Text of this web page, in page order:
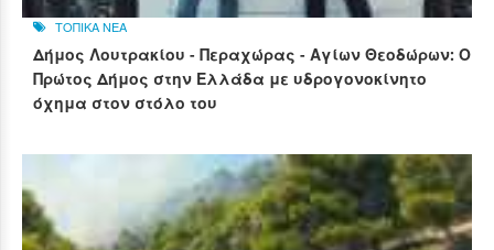
ΤΟΠΙΚΑ ΝΕΑ
Δήμος Λουτρακίου - Περαχώρας - Αγίων Θεοδώρων: Ο
Πρώτος Δήμος στην Ελλάδα με υδρογονοκίνητο
όχημα στον στόλο του